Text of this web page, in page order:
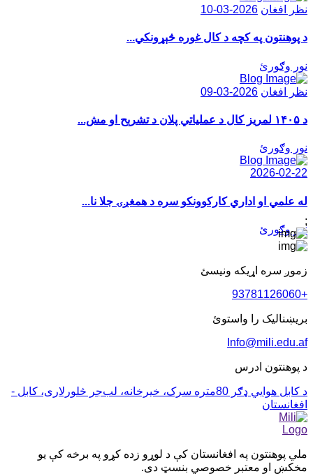
نظر افغان 2026-03-10
د پوهنتون په کچه د کال غوره څېړونکي...
نور وګورئ
نظر افغان 2026-03-09
د ۱۴۰۵ لمريز کال د عملياتي پلان د تشرېح او مش...
نور وګورئ
2026-02-22
له علمي او اداري کارکوونکو سره د همغږۍ جلا نا...
نور وګورئ
;
زموږ سره اړیکه ونیسئ
+93781126060
بریښنالیک را واستوئ
Info@mili.edu.af
د پوهنتون ادرس
د کابل هوايي ډګر 80متره سرک، خيرخانه، لب‌جر څلورلاری، کابل -
افغانستان
ملي پوهنتون په افغانستان کې د لوړو زده کړو په برخه کې یو
مخکښ او معتبر خصوصي بنسټ دی.